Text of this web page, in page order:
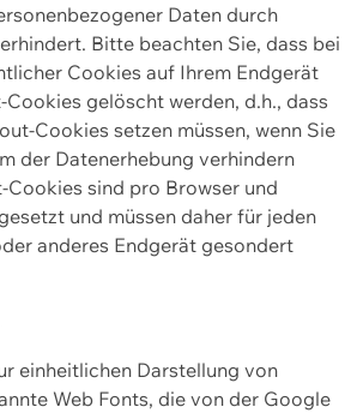
Daten durch
Bitte beachten Sie, dass bei
Cookies auf Ihrem Endgerät
gelöscht werden, d.h., dass
Cookies setzen müssen, wenn Sie
der Datenerhebung verhindern
sind pro Browser und
und müssen daher für jeden
anderes Endgerät gesondert
einheitlichen Darstellung von
Web Fonts, die von der Google